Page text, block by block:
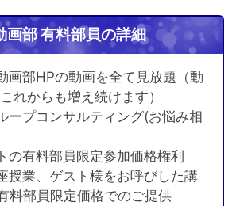
画部 有料部員の詳細
画部HPの動画を全て見放題（動
れからも増え続けます）
ープコンサルティング(お悩み相
の有料部員限定参加価格権利
授業、ゲスト様をお呼びした講
料部員限定価格でのご提供